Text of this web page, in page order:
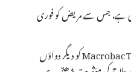
ہے، جس سے مریض کو فوری
Macrobac Tablets کو دیگر دواؤں